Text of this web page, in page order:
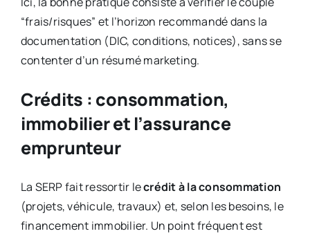
“frais/risques” et l’horizon recommandé dans la
documentation (DIC, conditions, notices), sans se
contenter d’un résumé marketing.
Crédits : consommation,
immobilier et l’assurance
emprunteur
La SERP fait ressortir lecrédit à la consommation
(projets, véhicule, travaux) et, selon les besoins, le
financement immobilier. Un point fréquent est